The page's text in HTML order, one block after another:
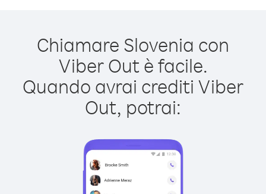
Chiamare Slovenia con
Viber Out è facile.
Quando avrai crediti Viber
Out, potrai: